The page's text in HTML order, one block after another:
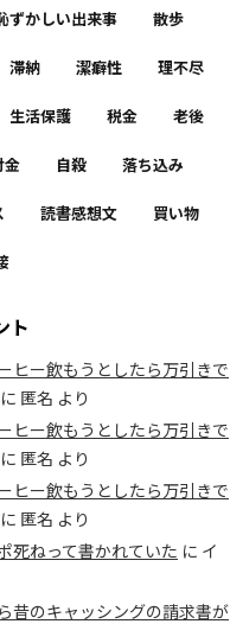
ずかしい出来事 散歩
滞納 潔癖性 理不尽
生活保護 税金 老後
金 自殺 落ち込み
読書感想文 買い物
ト
ヒー飲もうとしたら万引きで
に 匿名 より
ヒー飲もうとしたら万引きで
に 匿名 より
ヒー飲もうとしたら万引きで
に 匿名 より
死ねって書かれていた に イ
昔のキャッシングの請求書が